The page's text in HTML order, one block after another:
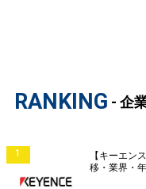
RANKING - 企
1
【キーエン
移・業界・